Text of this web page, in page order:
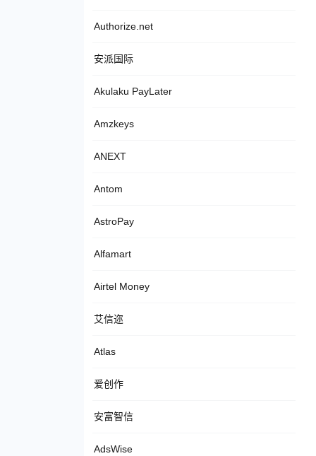
Authorize.net
安派国际
Akulaku PayLater
Amzkeys
ANEXT
Antom
AstroPay
Alfamart
Airtel Money
艾信迩
Atlas
爱创作
安富智信
AdsWise